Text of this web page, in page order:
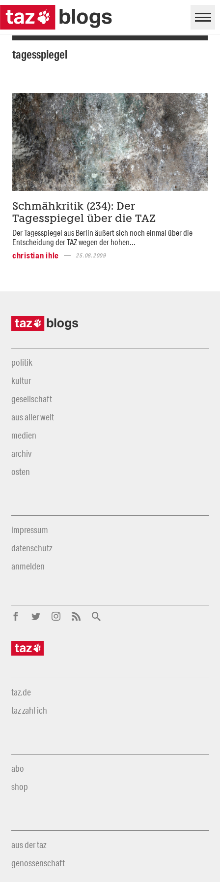
tagesspiegel
Schmähkritik (234): Der
Tagesspiegel über die TAZ
Der Tagesspiegel aus Berlin äußert sich noch einmal über die
Entscheidung der TAZ wegen der hohen...
christian ihle
25.08.2009
politik
kultur
gesellschaft
aus aller welt
medien
archiv
osten
impressum
datenschutz
anmelden
taz.de
taz zahl ich
abo
shop
aus der taz
genossenschaft